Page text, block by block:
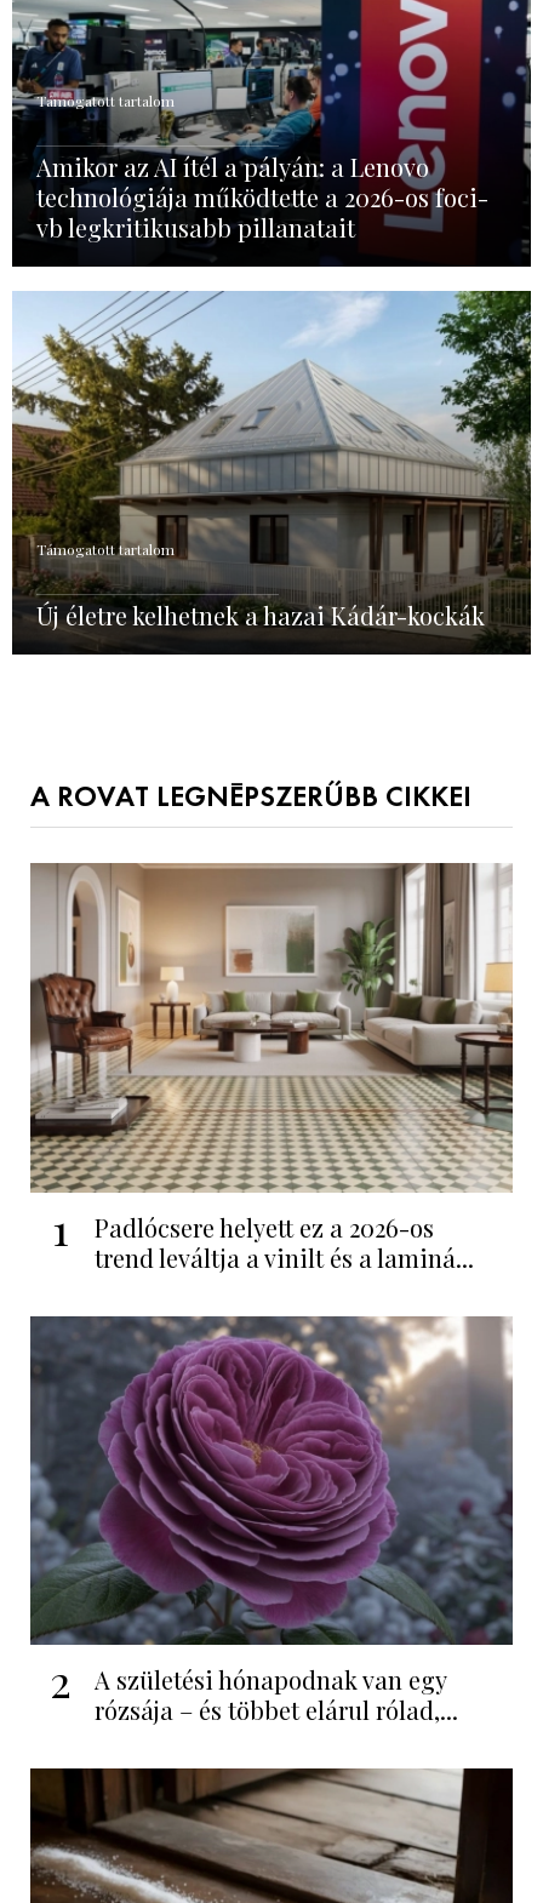
Támogatott tartalom
Amikor az AI ítél a pályán: a Lenovo
technológiája működtette a 2026-os foci-
vb legkritikusabb pillanatait
Támogatott tartalom
Új életre kelhetnek a hazai Kádár-kockák
A ROVAT LEGNÉPSZERŰBB CIKKEI
1
Padlócsere helyett ez a 2026-os
trend leváltja a vinilt és a laminá...
2
A születési hónapodnak van egy
rózsája – és többet elárul rólad,...